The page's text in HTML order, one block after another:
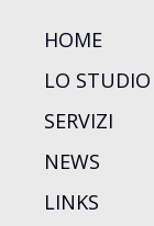
HOME
LO STUDIO
SERVIZI
NEWS
LINKS